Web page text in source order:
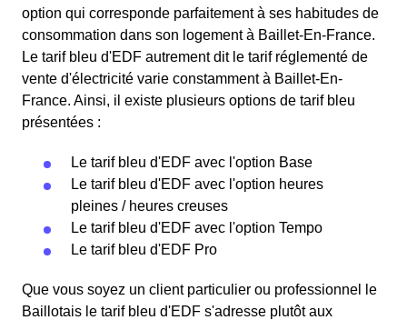
option qui corresponde parfaitement à ses habitudes de
consommation dans son logement à Baillet-En-France.
Le tarif bleu d'EDF autrement dit le tarif réglementé de
vente d'électricité varie constamment à Baillet-En-
France. Ainsi, il existe plusieurs options de tarif bleu
présentées :
Le tarif bleu d'EDF avec l'option Base
Le tarif bleu d'EDF avec l'option heures
pleines / heures creuses
Le tarif bleu d'EDF avec l'option Tempo
Le tarif bleu d'EDF Pro
Que vous soyez un client particulier ou professionnel le
Baillotais le tarif bleu d'EDF s'adresse plutôt aux